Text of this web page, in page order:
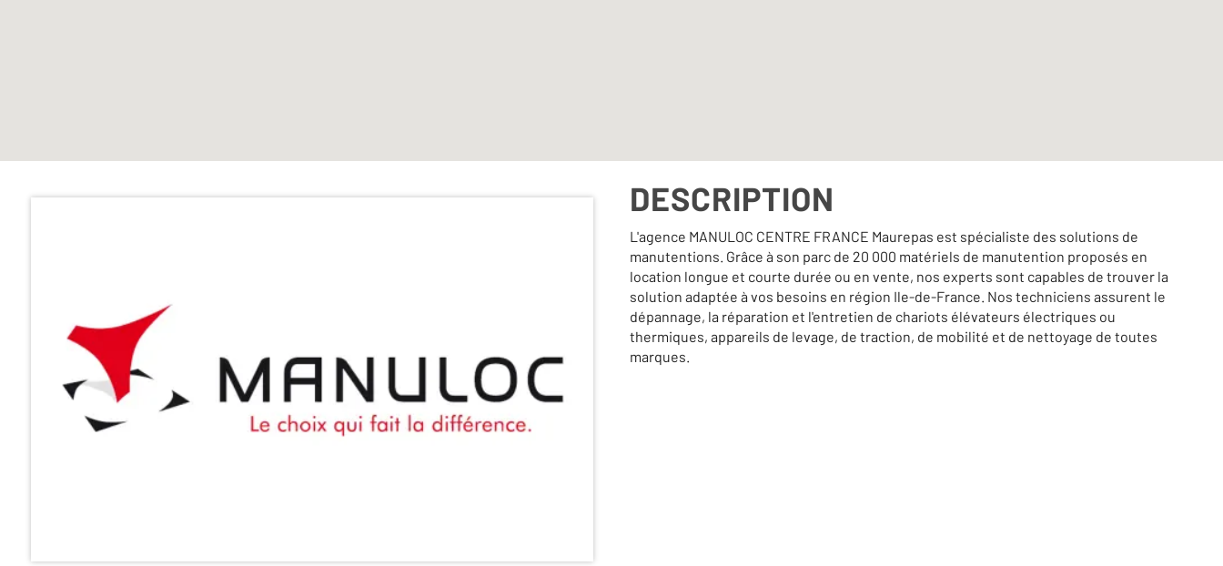
DESCRIPTION
L'agence MANULOC CENTRE FRANCE Maurepas est spécialiste des solutions de
manutentions. Grâce à son parc de 20 000 matériels de manutention proposés en
location longue et courte durée ou en vente, nos experts sont capables de trouver la
solution adaptée à vos besoins en région Ile-de-France. Nos techniciens assurent le
dépannage, la réparation et l'entretien de chariots élévateurs électriques ou
thermiques, appareils de levage, de traction, de mobilité et de nettoyage de toutes
marques.